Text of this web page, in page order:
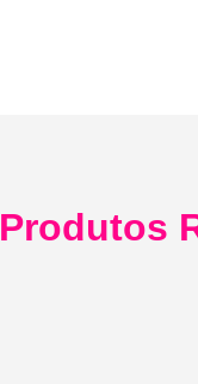
Produtos